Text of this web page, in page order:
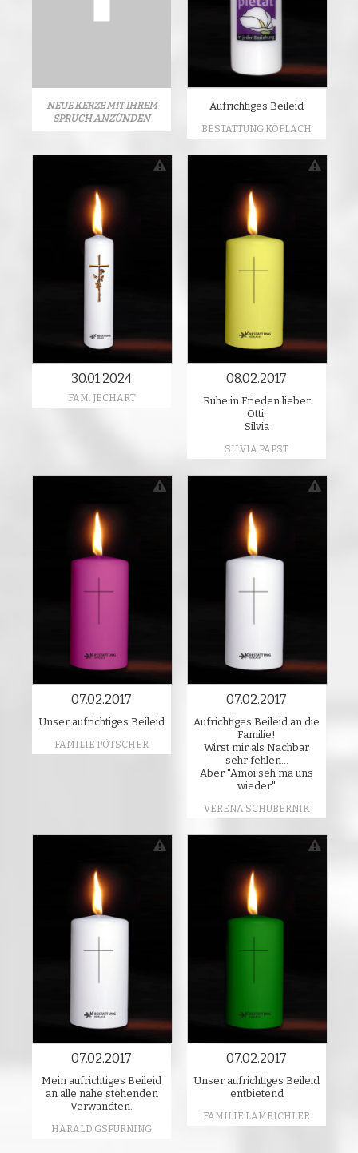
NEUE KERZE MIT IHREM
SPRUCH ANZÜNDEN
Aufrichtiges Beileid
BESTATTUNG KÖFLACH
30.01.2024
FAM. JECHART
08.02.2017
Ruhe in Frieden lieber
Otti.
Silvia
SILVIA PAPST
07.02.2017
Unser aufrichtiges Beileid
FAMILIE PÖTSCHER
07.02.2017
Aufrichtiges Beileid an die
Familie!
Wirst mir als Nachbar
sehr fehlen...
Aber "Amoi seh ma uns
wieder"
VERENA SCHUBERNIK
07.02.2017
Mein aufrichtiges Beileid
an alle nahe stehenden
Verwandten.
HARALD GSPURNING
07.02.2017
Unser aufrichtiges Beileid
entbietend
FAMILIE LAMBICHLER